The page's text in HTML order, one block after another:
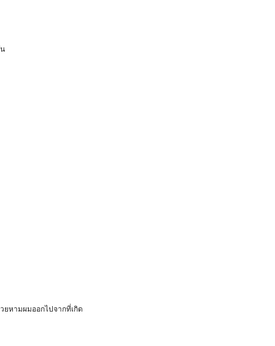
ยหามผมออกไปจากที่เกิด